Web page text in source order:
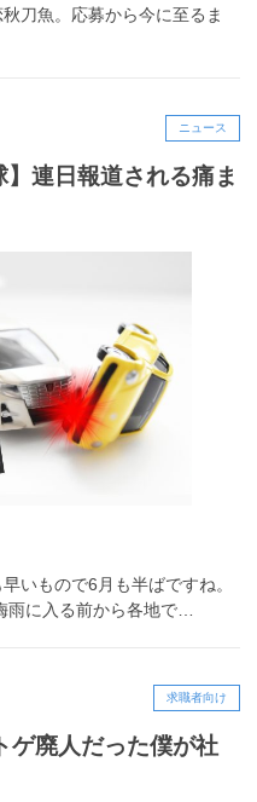
刀魚。応募から今に至るま
ニュース
】連日報道される痛ま
いもので6月も半ばですね。
に入る前から各地で…
求職者向け
ゲ廃人だった僕が社